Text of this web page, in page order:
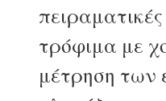
τρόφιμα με
μέτρηση των